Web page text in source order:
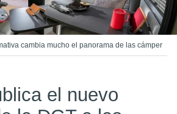
cambia mucho el panorama de las cámper
el nuevo